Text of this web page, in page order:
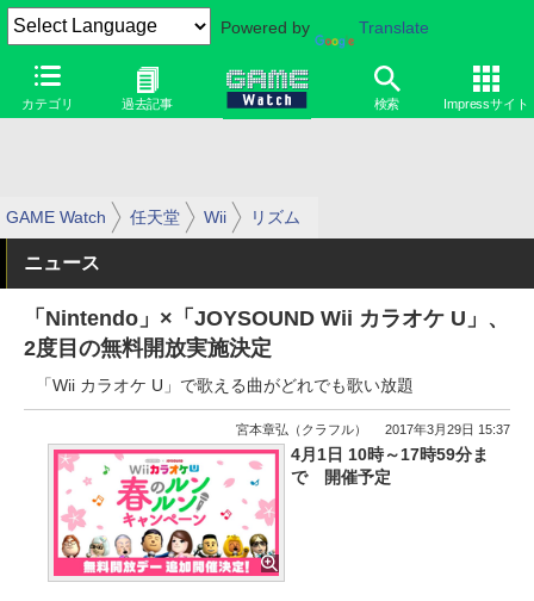
Powered by Translate
カテゴリ 過去記事 検索 Impressサイト
GAME Watch 任天堂 Wii リズム
ニュース
「Nintendo」×「JOYSOUND Wii カラオケ U」、
2度目の無料開放実施決定
「Wii カラオケ U」で歌える曲がどれでも歌い放題
宮本章弘（クラフル） 2017年3月29日 15:37
4月1日 10時～17時59分ま
で 開催予定